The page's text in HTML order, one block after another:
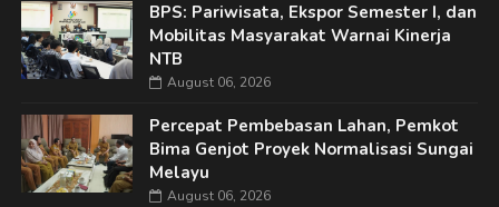
BPS: Pariwisata, Ekspor Semester I, dan
Mobilitas Masyarakat Warnai Kinerja
NTB
August 06, 2026
Percepat Pembebasan Lahan, Pemkot
Bima Genjot Proyek Normalisasi Sungai
Melayu
August 06, 2026